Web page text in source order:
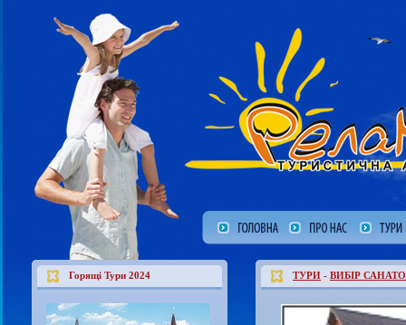
Горящі Тури 2024 ТУРИ - ВИБІР